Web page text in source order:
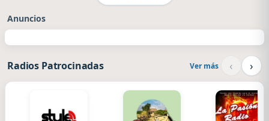
Anuncios
Radios Patrocinadas Ver más ‹ ›